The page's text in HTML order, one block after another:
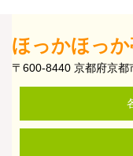
ほっかほっ
〒600-8440 京都府京都